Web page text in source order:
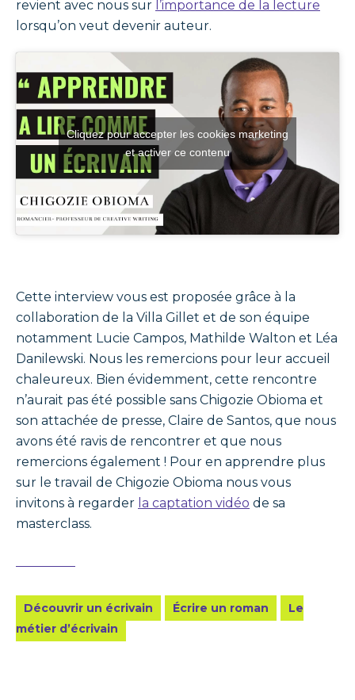
revient avec nous sur l’importance de la lecture
lorsqu’on veut devenir auteur.
Cliquez pour accepter les cookies marketing
et activer ce contenu
Cette interview vous est proposée grâce à la
collaboration de la Villa Gillet et de son équipe
notamment Lucie Campos, Mathilde Walton et Léa
Danilewski. Nous les remercions pour leur accueil
chaleureux. Bien évidemment, cette rencontre
n’aurait pas été possible sans Chigozie Obioma et
son attachée de presse, Claire de Santos, que nous
avons été ravis de rencontrer et que nous
remercions également ! Pour en apprendre plus
sur le travail de Chigozie Obioma nous vous
invitons à regarder la captation vidéo de sa
masterclass.
Découvrir un écrivain Écrire un roman
Le
métier d’écrivain